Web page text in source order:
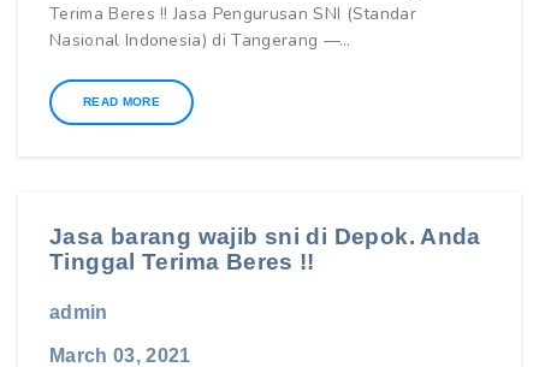
Terima Beres !! Jasa Pengurusan SNI (Standar
Nasional Indonesia) di Tangerang —…
READ MORE
Jasa barang wajib sni di Depok. Anda
Tinggal Terima Beres !!
admin
March 03, 2021